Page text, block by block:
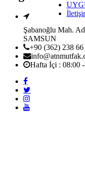
Şabanoğlu Mah.
SAMSUN
+90 (362) 238 66
Hafta İçi : 08:00 -